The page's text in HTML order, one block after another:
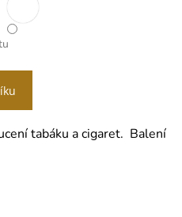
tabáku a cigaret. Balení